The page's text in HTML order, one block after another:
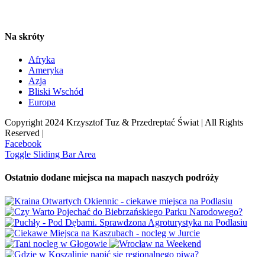
Na skróty
Afryka
Ameryka
Azja
Bliski Wschód
Europa
Copyright 2024 Krzysztof Tuz & Przedreptać Świat | All Rights
Reserved |
Facebook
Toggle Sliding Bar Area
Ostatnio dodane miejsca na mapach naszych podróży